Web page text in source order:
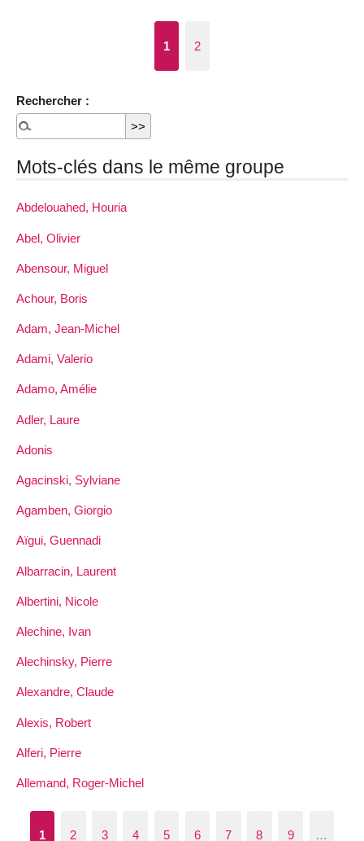
1 2
Rechercher :
Mots-clés dans le même groupe
Abdelouahed, Houria
Abel, Olivier
Abensour, Miguel
Achour, Boris
Adam, Jean-Michel
Adami, Valerio
Adamo, Amélie
Adler, Laure
Adonis
Agacinski, Sylviane
Agamben, Giorgio
Aïgui, Guennadi
Albarracin, Laurent
Albertini, Nicole
Alechine, Ivan
Alechinsky, Pierre
Alexandre, Claude
Alexis, Robert
Alferi, Pierre
Allemand, Roger-Michel
1 2 3 4 5 6 7 8 9 …